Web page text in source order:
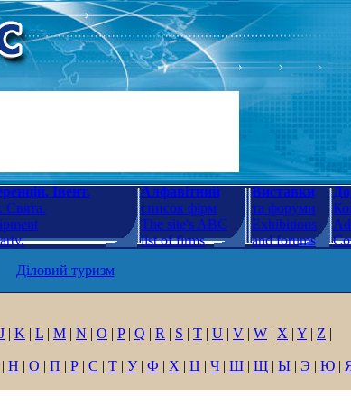
Івент.
Свята.
Алфавітний
список фірм
The site's ABC
list of firms
Виставки
та форуми
Exhibitions
and forums
Діловий туризм
J | K | L | M | N | O | P| Q | R | S | T | U | V | W | X | Y | Z |
Н | О | П | Р| С | Т| У| Ф | Х | Ц | Ч| Ш| Щ| Ы| Э | Ю|